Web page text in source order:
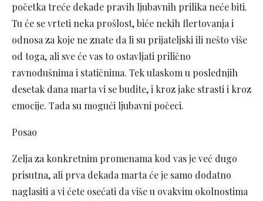
početka treće dekade pravih ljubavnih prilika neće biti.
Tu će se vrteti neka prošlost, biće nekih flertovanja i
odnosa za koje ne znate da li su prijateljski ili nešto više
od toga, ali sve će vas to ostavljati prilično
ravnodušnima i statičnima. Tek ulaskom u poslednjih
desetak dana marta vi se budite, i kroz jake strasti i kroz
emocije. Tada su mogući ljubavni počeci.
Posao
Zelja za konkretnim promenama kod vas je već dugo
prisutna, ali prva dekada marta će je samo dodatno
naglasiti a vi ćete osećati da više u ovakvim okolnostima